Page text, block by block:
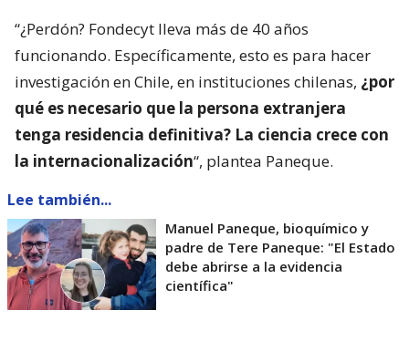
“¿Perdón? Fondecyt lleva más de 40 años
funcionando. Específicamente, esto es para hacer
investigación en Chile, en instituciones chilenas, ¿por
qué es necesario que la persona extranjera
tenga residencia definitiva? La ciencia crece con
la internacionalización“, plantea Paneque.
Lee también...
Manuel Paneque, bioquímico y
padre de Tere Paneque: "El Estado
debe abrirse a la evidencia
científica"